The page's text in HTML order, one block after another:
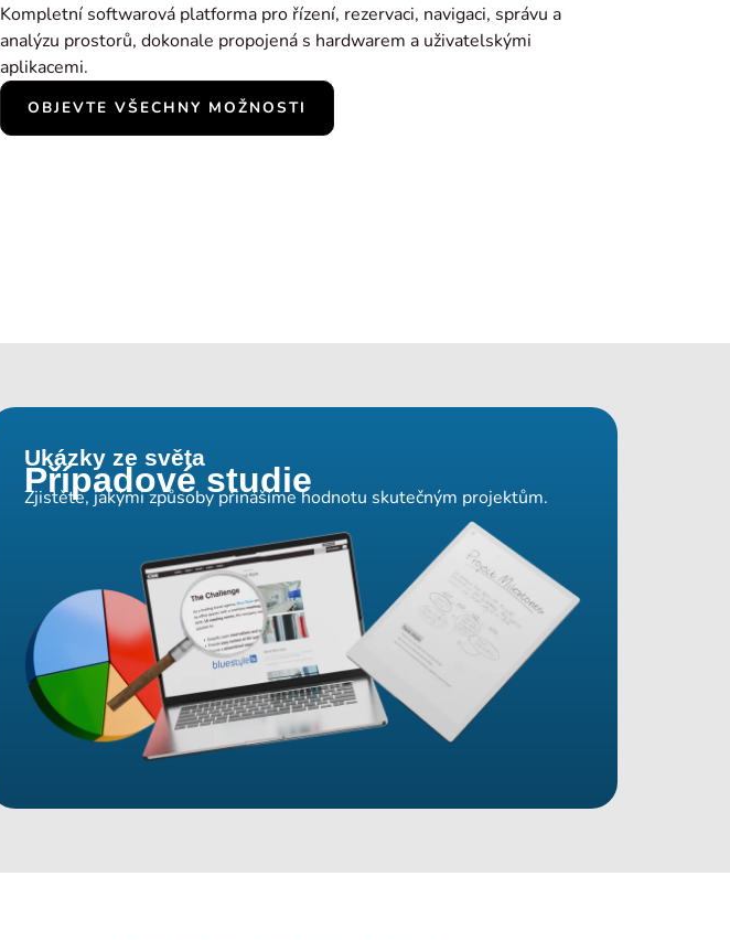
Kompletní softwarová platforma pro řízení, rezervaci, navigaci, správu a
analýzu prostorů, dokonale propojená s hardwarem a uživatelskými
aplikacemi.
OBJEVTE VŠECHNY MOŽNOSTI
Ukázky ze světa
Případové studie
Zjistěte, jakými způsoby přinášíme hodnotu skutečným projektům.